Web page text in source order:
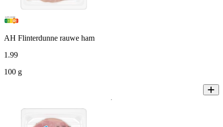
AH Flinterdunne rauwe ham
1 .99
100 g